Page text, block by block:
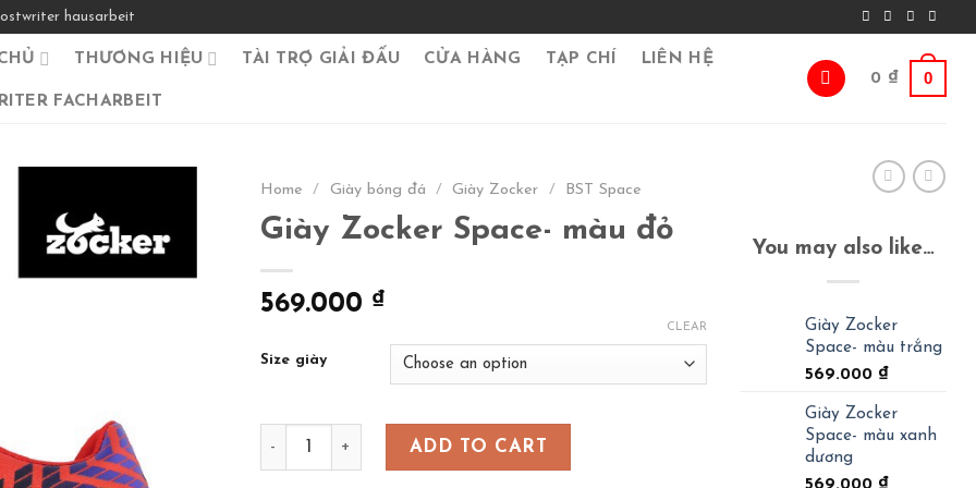
hausarbeit
THƯƠNG HIỆU TÀI TRỢ GIẢI ĐẤU CỬA HÀNG TẠP CHÍ LIÊN HỆ
FACHARBEIT
0 ₫ 0
Home / Giày bóng đá / Giày Zocker / BST Space
Giày Zocker Space- màu đỏ
569.000 ₫
Size giày
CLEAR
Giày Zocker Space- màu đỏ quantity
ADD TO CART
You may also like…
Giày Zocker
Space- màu trắng
569.000 ₫
Giày Zocker
Space- màu xanh
dương
569.000 ₫